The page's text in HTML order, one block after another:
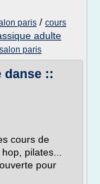
paris / cours
adulte
paris
danse ::
cours de
pilates...
pour